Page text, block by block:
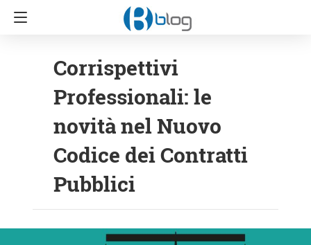
Corrispettivi
Professionali: le
novità nel Nuovo
Codice dei Contratti
Pubblici